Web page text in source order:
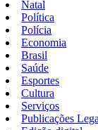
Natal
Política
Polícia
Economia
Brasil
Saúde
Esportes
Cultura
Serviços
Publicações